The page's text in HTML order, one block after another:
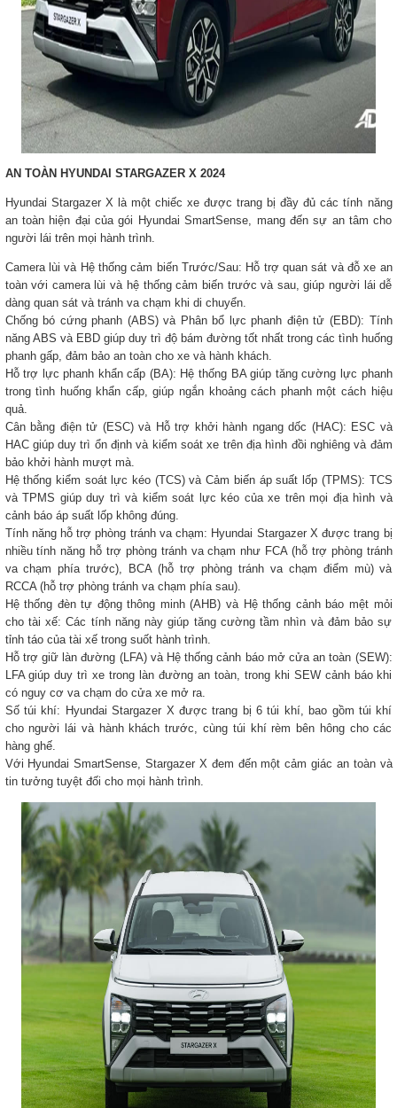
AN TOÀN HYUNDAI STARGAZER X 2024
Hyundai Stargazer X là một chiếc xe được trang bị đầy đủ các tính năng
an toàn hiện đại của gói Hyundai SmartSense, mang đến sự an tâm cho
người lái trên mọi hành trình.
Camera lùi và Hệ thống cảm biến Trước/Sau: Hỗ trợ quan sát và đỗ xe an
toàn với camera lùi và hệ thống cảm biến trước và sau, giúp người lái dễ
dàng quan sát và tránh va chạm khi di chuyển.
Chống bó cứng phanh (ABS) và Phân bổ lực phanh điện tử (EBD): Tính
năng ABS và EBD giúp duy trì độ bám đường tốt nhất trong các tình huống
phanh gấp, đảm bảo an toàn cho xe và hành khách.
Hỗ trợ lực phanh khẩn cấp (BA): Hệ thống BA giúp tăng cường lực phanh
trong tình huống khẩn cấp, giúp ngắn khoảng cách phanh một cách hiệu
quả.
Cân bằng điện tử (ESC) và Hỗ trợ khởi hành ngang dốc (HAC): ESC và
HAC giúp duy trì ổn định và kiểm soát xe trên địa hình đồi nghiêng và đảm
bảo khởi hành mượt mà.
Hệ thống kiểm soát lực kéo (TCS) và Cảm biến áp suất lốp (TPMS): TCS
và TPMS giúp duy trì và kiểm soát lực kéo của xe trên mọi địa hình và
cảnh báo áp suất lốp không đúng.
Tính năng hỗ trợ phòng tránh va chạm: Hyundai Stargazer X được trang bị
nhiều tính năng hỗ trợ phòng tránh va chạm như FCA (hỗ trợ phòng tránh
va chạm phía trước), BCA (hỗ trợ phòng tránh va chạm điểm mù) và
RCCA (hỗ trợ phòng tránh va chạm phía sau).
Hệ thống đèn tự động thông minh (AHB) và Hệ thống cảnh báo mệt mỏi
cho tài xế: Các tính năng này giúp tăng cường tầm nhìn và đảm bảo sự
tỉnh táo của tài xế trong suốt hành trình.
Hỗ trợ giữ làn đường (LFA) và Hệ thống cảnh báo mở cửa an toàn (SEW):
LFA giúp duy trì xe trong làn đường an toàn, trong khi SEW cảnh báo khi
có nguy cơ va chạm do cửa xe mở ra.
Số túi khí: Hyundai Stargazer X được trang bị 6 túi khí, bao gồm túi khí
cho người lái và hành khách trước, cùng túi khí rèm bên hông cho các
hàng ghế.
Với Hyundai SmartSense, Stargazer X đem đến một cảm giác an toàn và
tin tưởng tuyệt đối cho mọi hành trình.